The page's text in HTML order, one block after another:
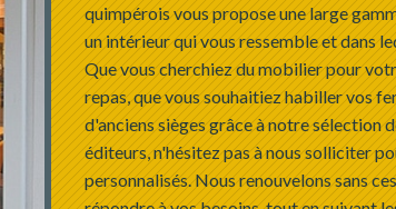
quimpérois vous propose une large
un intérieur qui vous ressemble et dans
Que vous cherchiez du mobilier pour
repas, que vous souhaitiez habiller vos
d'anciens sièges grâce à notre sélection
éditeurs, n'hésitez pas à nous solliciter
personnalisés. Nous renouvelons sans